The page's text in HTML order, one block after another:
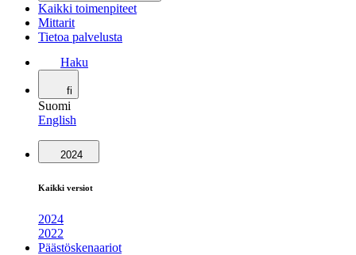
Kaikki toimenpiteet
Mittarit
Tietoa palvelusta
Haku
fi
Suomi
English
2024
Kaikki versiot
2024
2022
Päästöskenaariot